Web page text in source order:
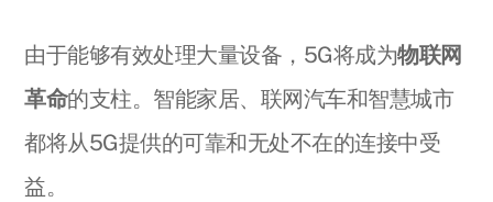
由于能够有效处理大量设备，5G将成为物联网
革命的支柱。智能家居、联网汽车和智慧城市
都将从5G提供的可靠和无处不在的连接中受
益。